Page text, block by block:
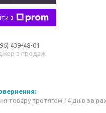
з
439-48-01
з продаж
товару протягом 14 днів за